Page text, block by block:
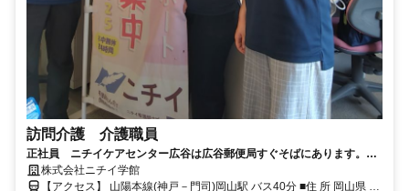
訪問介護 介護職員
正社員 ニチイケアセンター広谷は広谷郵便局すぐそばにあります。お
客様の「ありがとう」を独占できる訪問介護のお仕事を始めてみません
か？
株式会社ニチイ学館
【アクセス】 山陽本線(神戸－門司)岡山駅 バス40分 ■住 所 岡山県 岡